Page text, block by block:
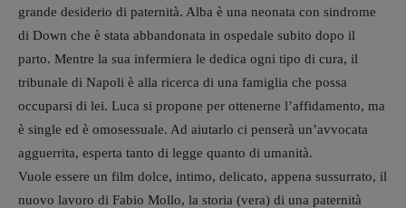
grande desiderio di paternità. Alba è una neonata con sindrome
di Down che è stata abbandonata in ospedale subito dopo il
parto. Mentre la sua infermiera le dedica ogni tipo di cura, il
tribunale di Napoli è alla ricerca di una famiglia che possa
occuparsi di lei. Luca si propone per ottenerne l’affidamento, ma
è single ed è omosessuale. Ad aiutarlo ci penserà un’avvocata
agguerrita, esperta tanto di legge quanto di umanità.
Vuole essere un film dolce, intimo, delicato, appena sussurrato, il
nuovo lavoro di Fabio Mollo, la storia (vera) di una paternità